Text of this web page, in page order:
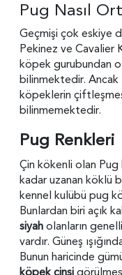
Pug Nasıl
Geçmişi çok eskiye
Pekinez ve Cavalier
köpek gurubundan
bilinmektedir. Ancak
köpeklerin
bilinmemektedir.
Pug Renkleri
Çin kökenli olan
kadar uzanan köklü
kennel kulübü pug
Bunlardan biri açık
siyaholanların
vardır. Güneş
Bunun haricinde